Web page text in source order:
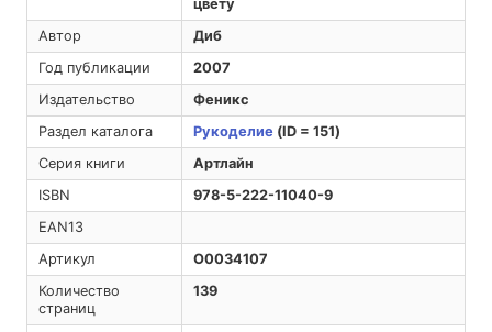
цвету
Автор
Диб
Год публикации
2007
Издательство
Феникс
Раздел каталога
Рукоделие(ID = 151)
Серия книги
Артлайн
ISBN
978-5-222-11040-9
EAN13
Артикул
O0034107
Количество
страниц
139